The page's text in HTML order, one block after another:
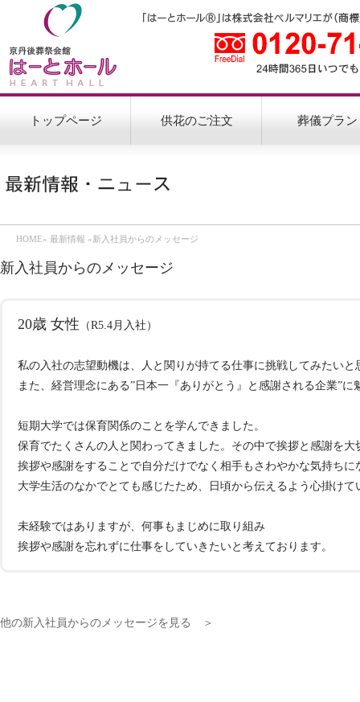
トップページ 供花のご注文 葬儀プラン
HOME» 最新情報 »新入社員からのメッセージ
新入社員からのメッセージ
20歳 女性 （R5.4月入社）
私の入社の志望動機は、人と関りが持てる仕事に挑戦してみたいと
また、経営理念にある”日本一『ありがとう』と感謝される企業”に
短期大学では保育関係のことを学んできました。
保育でたくさんの人と関わってきました。その中で挨拶と感謝を大
挨拶や感謝をすることで自分だけでなく相手もさわやかな気持ちに
大学生活のなかでとても感じたため、日頃から伝えるよう心掛けて
未経験ではありますが、何事もまじめに取り組み
挨拶や感謝を忘れずに仕事をしていきたいと考えております。
他の新入社員からのメッセージを見る ＞